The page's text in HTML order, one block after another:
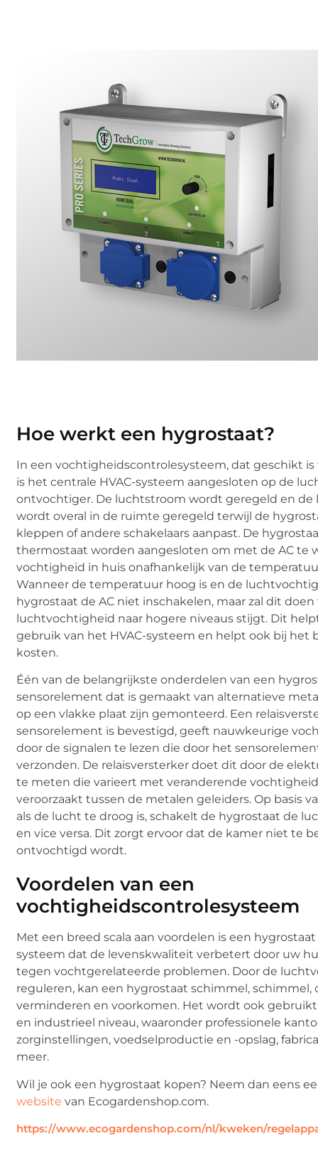
Hoe werkt een hygrostaat?
In een vochtigheidscontrolesysteem, dat geschikt is
is het centrale HVAC-systeem aangesloten op de
ontvochtiger. De luchtstroom wordt geregeld en
wordt overal in de ruimte geregeld terwijl de
kleppen of andere schakelaars aanpast. De
thermostaat worden aangesloten om met de AC te
vochtigheid in huis onafhankelijk van de
Wanneer de temperatuur hoog is en de
hygrostaat de AC niet inschakelen, maar zal dit
luchtvochtigheid naar hogere niveaus stijgt. Dit
gebruik van het HVAC-systeem en helpt ook bij het
kosten.
Één van de belangrijkste onderdelen van een
sensorelement dat is gemaakt van alternatieve
op een vlakke plaat zijn gemonteerd. Een
sensorelement is bevestigd, geeft nauwkeurige
door de signalen te lezen die door het
verzonden. De relaisversterker doet dit door de
te meten die varieert met veranderende
veroorzaakt tussen de metalen geleiders. Op basis
als de lucht te droog is, schakelt de hygrostaat de
en vice versa. Dit zorgt ervoor dat de kamer niet te
ontvochtigd wordt.
Voordelen van een
vochtigheidscontrolesysteem
Met een breed scala aan voordelen is een
systeem dat de levenskwaliteit verbetert door uw
tegen vochtgerelateerde problemen. Door de
reguleren, kan een hygrostaat schimmel, schimmel,
verminderen en voorkomen. Het wordt ook
en industrieel niveau, waaronder professionele
zorginstellingen, voedselproductie en -opslag,
meer.
Wil je ook een hygrostaat kopen? Neem dan eens
website van Ecogardenshop.com.
https://www.ecogardenshop.com/nl/kweken/